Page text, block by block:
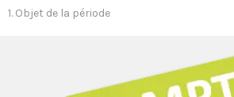
1. Objet de la période